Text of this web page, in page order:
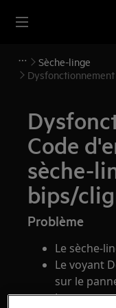
Sèche-linge
Code
sèche-
bips/
Problème
Le sèche-
Le voyant
sur le
Le